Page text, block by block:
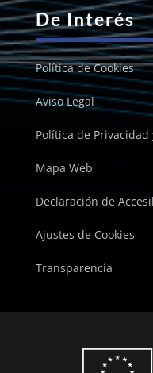
De Interés
Política de Cookies
Aviso Legal
Política de
Mapa Web
Declaración de
Ajustes de Cookies
Transparencia